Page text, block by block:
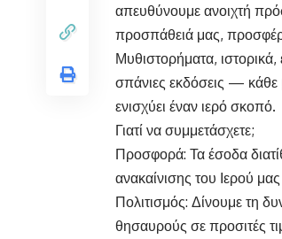
απευθύνουμε ανοιχτή
προσπάθειά μας,
Μυθιστορήματα,
σπάνιες εκδόσεις — κάθε
ενισχύει έναν ιερό σκοπό.
Γιατί να συμμετάσχετε;
Προσφορά: Τα έσοδα
ανακαίνισης του Ιερού
Πολιτισμός: Δίνουμε τη
θησαυρούς σε προσιτές